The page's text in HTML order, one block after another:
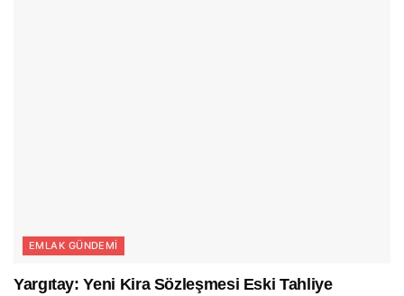
EMLAK GÜNDEMI
Yargıtay: Yeni Kira Sözleşmesi Eski Tahliye